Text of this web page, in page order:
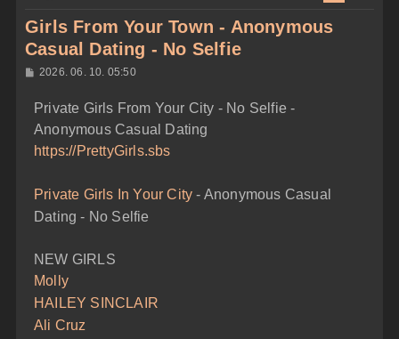
Girls From Your Town - Anonymous
Casual Dating - No Selfie
H
z
á
s
z
ó
s
2026. 06. 10. 05:50
Private Girls From Your City - No Selfie -
Anonymous Casual Dating
https://PrettyGirls.sbs
Private Girls In Your City - Anonymous Casual
Dating - No Selfie
NEW GIRLS
Molly
HAILEY SINCLAIR
Ali Cruz